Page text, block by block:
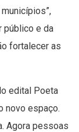
público e da
fortalecer as
edital Poeta
novo espaço.
Agora pessoas